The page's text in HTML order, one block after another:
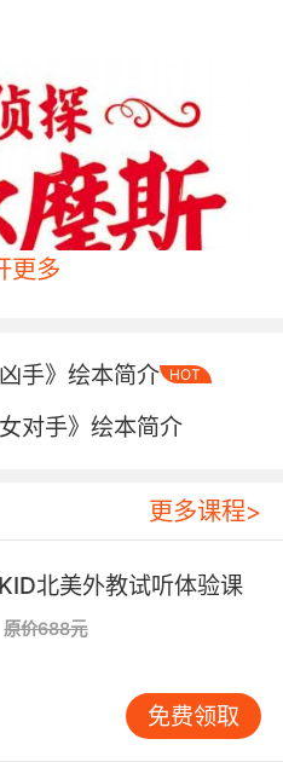
更多
手》绘本简介 HOT
对手》绘本简介
更多课程>
北美外教试听体验课
原价688元
免费领取